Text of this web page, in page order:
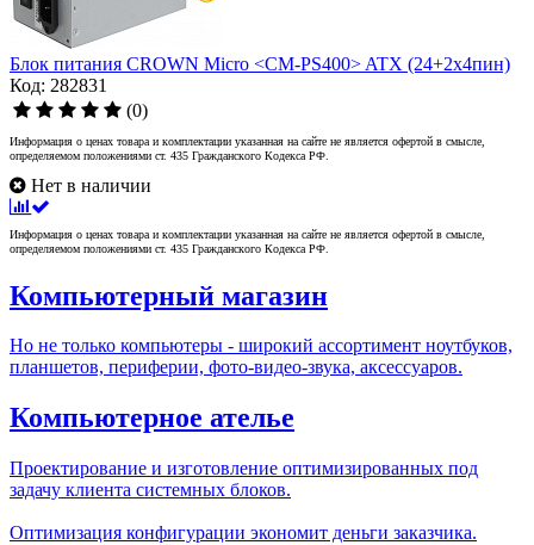
Блок питания CROWN Micro <CM-PS400> ATX (24+2x4пин)
Код: 282831
(0)
Информация о ценах товара и комплектации указанная на сайте не является офертой в смысле,
определяемом положениями ст. 435 Гражданского Кодекса РФ.
Нет в наличии
Информация о ценах товара и комплектации указанная на сайте не является офертой в смысле,
определяемом положениями ст. 435 Гражданского Кодекса РФ.
Компьютерный магазин
Но не только компьютеры - широкий ассортимент ноутбуков,
планшетов, периферии, фото-видео-звука, аксессуаров.
Компьютерное ателье
Проектирование и изготовление оптимизированных под
задачу клиента системных блоков.
Оптимизация конфигурации экономит деньги заказчика.